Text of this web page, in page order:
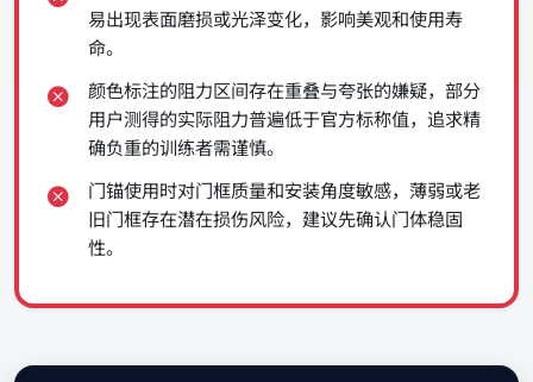
易出现表面磨损或光泽变化，影响美观和使用寿
命。
颜色标注的阻力区间存在重叠与夸张的嫌疑，部分
用户测得的实际阻力普遍低于官方标称值，追求精
确负重的训练者需谨慎。
门锚使用时对门框质量和安装角度敏感，薄弱或老
旧门框存在潜在损伤风险，建议先确认门体稳固
性。